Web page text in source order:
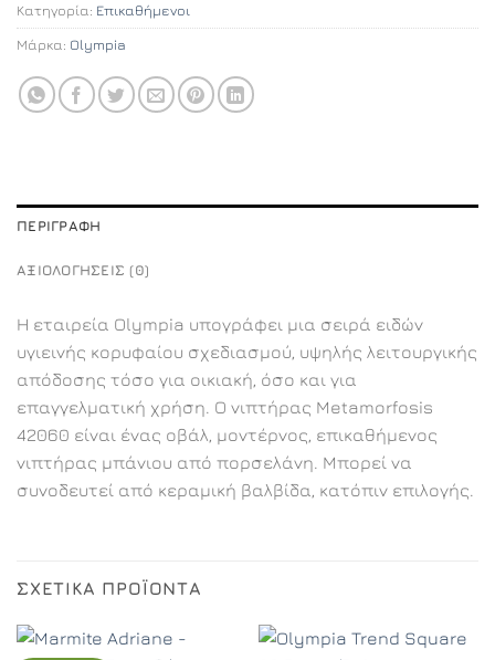
Κατηγορία: Επικαθήμενοι
Μάρκα: Olympia
ΠΕΡΙΓΡΑΦΉ
ΑΞΙΟΛΟΓΉΣΕΙΣ (0)
Η εταιρεία Olympia υπογράφει μια σειρά ειδών
υγιεινής κορυφαίου σχεδιασμού, υψηλής λειτουργικής
απόδοσης τόσο για οικιακή, όσο και για
επαγγελματική χρήση. Ο νιπτήρας Metamorfosis
42060 είναι ένας οβάλ, μοντέρνος, επικαθήμενος
νιπτήρας μπάνιου από πορσελάνη. Μπορεί να
συνοδευτεί από κεραμική βαλβίδα, κατόπιν επιλογής.
ΣΧΕΤΙΚΆ ΠΡΟΪΌΝΤΑ